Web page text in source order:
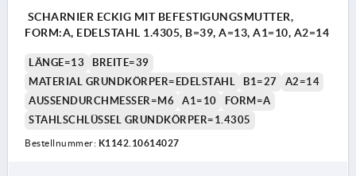
SCHARNIER ECKIG MIT BEFESTIGUNGSMUTTER,
FORM:A, EDELSTAHL 1.4305, B=39, A=13, A1=10, A2=14
LÄNGE=13
BREITE=39
MATERIAL GRUNDKÖRPER=EDELSTAHL
B1=27
A2=14
AUSSENDURCHMESSER=M6
A1=10
FORM=A
STAHLSCHLÜSSEL GRUNDKÖRPER=1.4305
Bestellnummer: K1142.10614027